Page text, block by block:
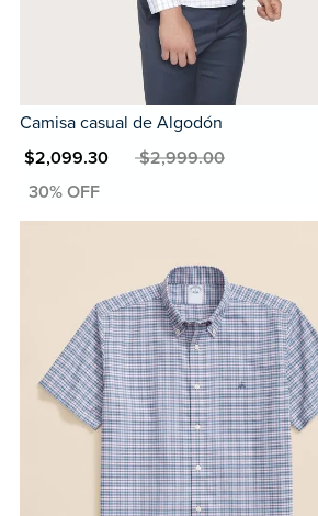
Camisa casual de Algodón
$2,099.30MXN $2,999.00